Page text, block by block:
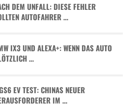
DEM UNFALL: DIESE FEHLER
AUTOFAHRER …
IX3 UND ALEXA+: WENN DAS AUTO
…
EV TEST: CHINAS NEUER
IM …